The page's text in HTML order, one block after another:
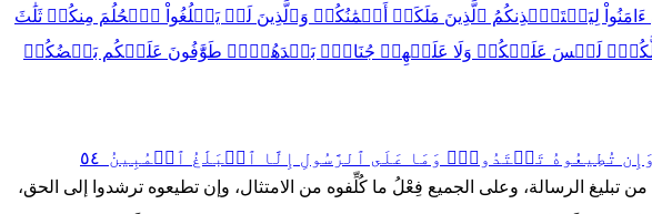
ءَامَنُواْ لِيَسۡتَـٔۡذِنكُمُ ٱلَّذِينَ مَلَكَتۡ أَيۡمَٰنُكُمۡ وَٱلَّذِينَ لَمۡ يَبۡلُغُواْ ٱلۡحُلُمَ مِنكُمۡ ثَلَٰثَ
لَّكُمۡۚ لَيۡسَ عَلَيۡكُمۡ وَلَا عَلَيۡهِمۡ جُنَاحُۢ بَعۡدَهُنَّۚ طَوَّٰفُونَ عَلَيۡكُم بَعۡضُكُمۡ
تُطِيعُوهُ تَهۡتَدُواْۚ وَمَا عَلَى ٱلرَّسُولِ إِلَّا ٱلۡبَلَٰغُ ٱلۡمُبِينُ ٥٤
الرسالة، وعلى الجميع فِعْلُ ما كُلِّفوه من الامتثال، وإن تطيعوه ترشدوا إلى الحق،